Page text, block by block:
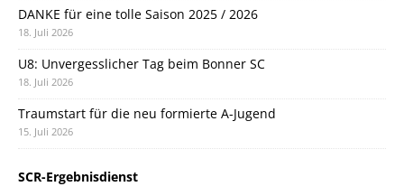
DANKE für eine tolle Saison 2025 / 2026
18. Juli 2026
U8: Unvergesslicher Tag beim Bonner SC
18. Juli 2026
Traumstart für die neu formierte A-Jugend
15. Juli 2026
SCR-Ergebnisdienst